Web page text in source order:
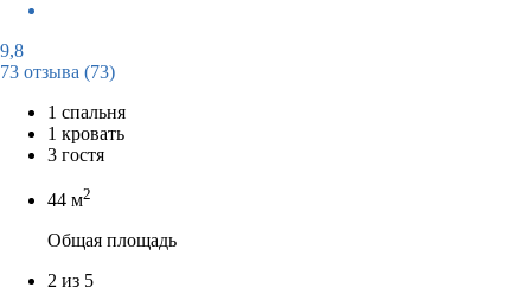
9,8
73 отзыва (73)
1 спальня
1 кровать
3 гостя
44 м2
Общая площадь
2 из 5